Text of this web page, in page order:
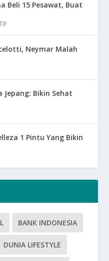
Beli 15 Pesawat, Buat
Neymar Malah
Jepang: Bikin Sehat
1 Pintu Yang Bikin
BANK INDONESIA
DUNIA LIFESTYLE